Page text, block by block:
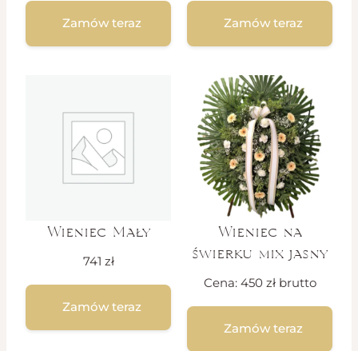
Zamów teraz Zamów teraz
Wieniec Mały
741 zł
Zamów teraz
Wieniec na
świerku mix jasny
Cena: 450 zł brutto
Zamów teraz